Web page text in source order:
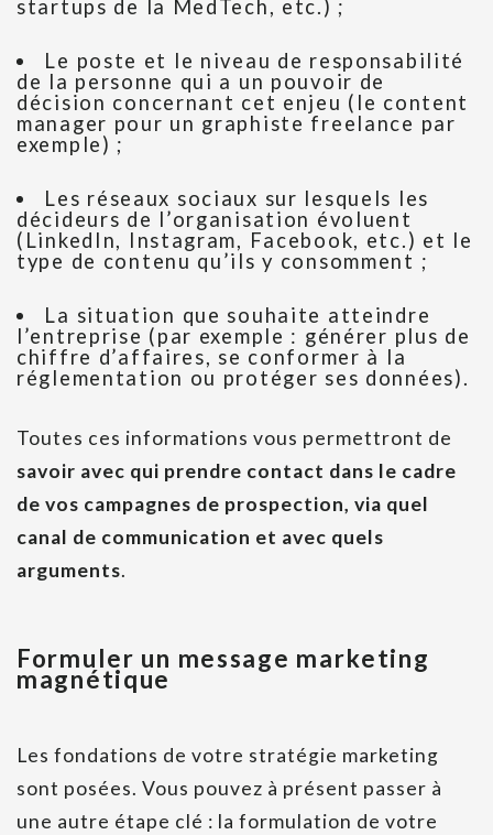
startups de la MedTech, etc.) ;
Le poste et le niveau de responsabilité
de la personne qui a un pouvoir de
décision concernant cet enjeu (le content
manager pour un graphiste freelance par
exemple) ;
Les réseaux sociaux sur lesquels les
décideurs de l’organisation évoluent
(LinkedIn, Instagram, Facebook, etc.) et le
type de contenu qu’ils y consomment ;
La situation que souhaite atteindre
l’entreprise (par exemple : générer plus de
chiffre d’affaires, se conformer à la
réglementation ou protéger ses données).
Toutes ces informations vous permettront de
savoir avec qui prendre contact dans le cadre
de vos campagnes de prospection, via quel
canal de communication et avec quels
arguments.
Formuler un message marketing
magnétique
Les fondations de votre stratégie marketing
sont posées. Vous pouvez à présent passer à
une autre étape clé : la formulation de votre